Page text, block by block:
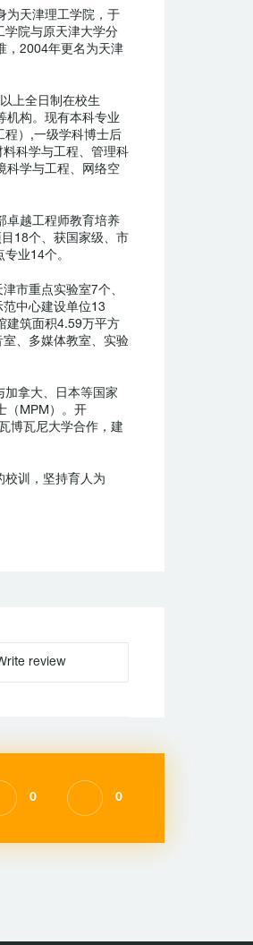
为天津理工学院，于
学院与原天津大学分
，2004年更名为天津
上全日制在校生
机构。现有本科专业
程）,一级学科博士后
科学与工程、管理科
科学与工程、网络空
卓越工程师教育培养
18个、获国家级、市
划试点专业14个。
市重点实验室7个、
中心建设单位13
建筑面积4.59万平方
、多媒体教室、实验
加拿大、日本等国家
（MPM）。开
博瓦尼大学合作，建
校训，坚持育人为
进！
review
0 0